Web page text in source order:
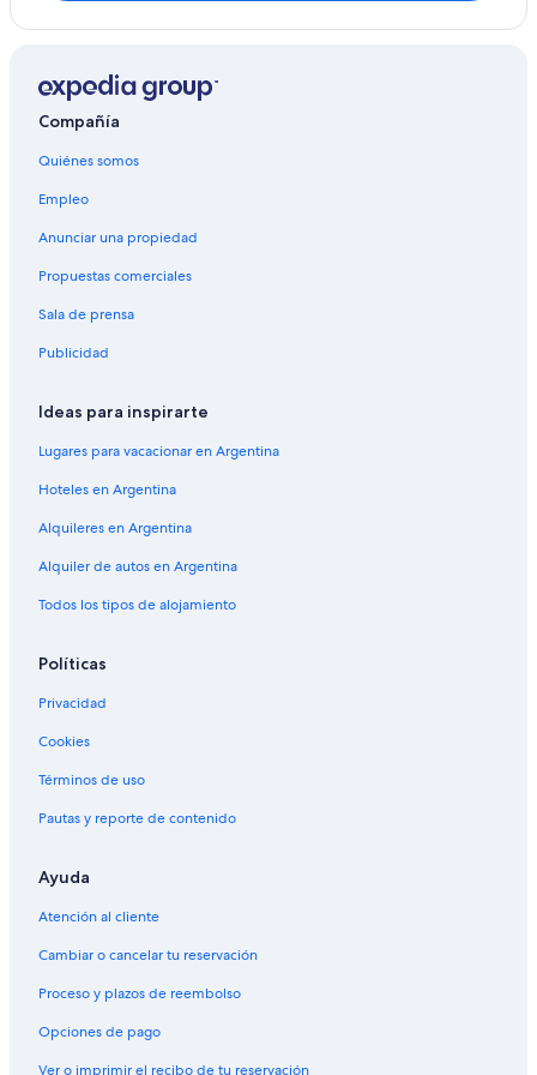
Alquiler de autos cerca de Warner Center
Alquiler de autos cerca de La Colonia
Alquiler de autos en Beverly Hills
Compañía
Quiénes somos
Empleo
Anunciar una propiedad
Propuestas comerciales
Sala de prensa
Publicidad
Ideas para inspirarte
Lugares para vacacionar en Argentina
Hoteles en Argentina
Alquileres en Argentina
Alquiler de autos en Argentina
Todos los tipos de alojamiento
Políticas
Privacidad
Cookies
Términos de uso
Pautas y reporte de contenido
Ayuda
Atención al cliente
Cambiar o cancelar tu reservación
Proceso y plazos de reembolso
Opciones de pago
Ver o imprimir el recibo de tu reservación